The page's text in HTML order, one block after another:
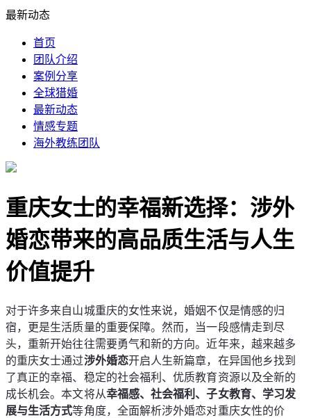
最新动态
首页
团队介绍
案例分享
全球猎婚
最新动态
情感专题
海外教练团队
重庆女士的幸福新选择：涉外
婚恋带来的高品质生活与人生
价值提升
对于许多来自山城重庆的女性来说，婚姻不仅是情感的归
宿，更是生活质量的重要保障。然而，当一段感情走到尽
头，重新开始往往需要勇气和新的方向。近年来，越来越多
的重庆女士通过涉外婚恋开启人生新篇章，在异国他乡找到
了真正的幸福、稳定的社会福利、优质教育资源以及全新的
成长机会。本文将从幸福感、社会福利、子女教育、学习发
展与生活方式等角度，全面解析涉外婚恋对重庆女性的价